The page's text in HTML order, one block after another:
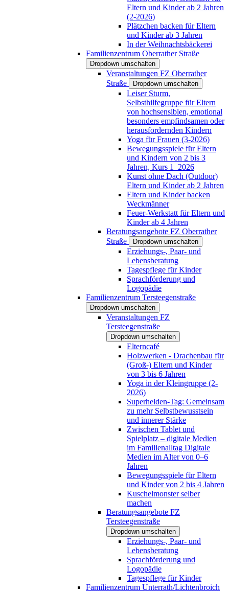
Eltern und Kinder ab 2 Jahren
(2-2026)
Plätzchen backen für Eltern
und Kinder ab 3 Jahren
In der Weihnachtsbäckerei
Familienzentrum Oberrather Straße
Dropdown umschalten
Veranstaltungen FZ Oberrather
Straße
Dropdown umschalten
Leiser Sturm,
Selbsthilfegruppe für Eltern
von hochsensiblen, emotional
besonders empfindsamen oder
herausfordernden Kindern
Yoga für Frauen (3-2026)
Bewegungsspiele für Eltern
und Kindern von 2 bis 3
Jahren, Kurs 1_2026
Kunst ohne Dach (Outdoor)
Eltern und Kinder ab 2 Jahren
Eltern und Kinder backen
Weckmänner
Feuer-Werkstatt für Eltern und
Kinder ab 4 Jahren
Beratungsangebote FZ Oberrather
Straße
Dropdown umschalten
Erziehungs-, Paar- und
Lebensberatung
Tagespflege für Kinder
Sprachförderung und
Logopädie
Familienzentrum Tersteegenstraße
Dropdown umschalten
Veranstaltungen FZ
Tersteegenstraße
Dropdown umschalten
Elterncafé
Holzwerken - Drachenbau für
(Groß-) Eltern und Kinder
von 3 bis 6 Jahren
Yoga in der Kleingruppe (2-
2026)
Superhelden-Tag: Gemeinsam
zu mehr Selbstbewusstsein
und innerer Stärke
Zwischen Tablet und
Spielplatz – digitale Medien
im Familienalltag Digitale
Medien im Alter von 0–6
Jahren
Bewegungsspiele für Eltern
und Kinder von 2 bis 4 Jahren
Kuschelmonster selber
machen
Beratungsangebote FZ
Tersteegenstraße
Dropdown umschalten
Erziehungs-, Paar- und
Lebensberatung
Sprachförderung und
Logopädie
Tagespflege für Kinder
Familienzentrum Unterrath/Lichtenbroich